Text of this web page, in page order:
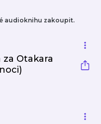
audioknihu zakoupit.
Otakara